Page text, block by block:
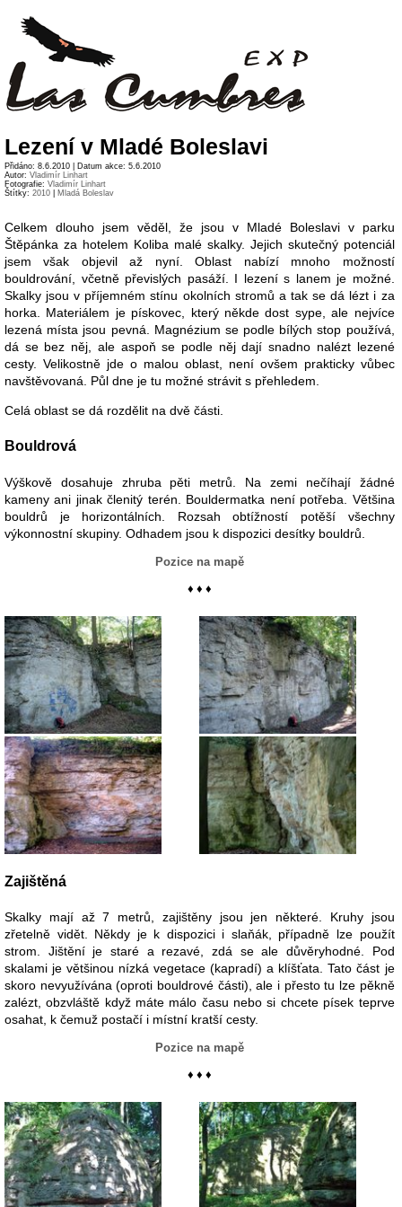
Lezení v Mladé Boleslavi
Přidáno: 8.6.2010 | Datum akce: 5.6.2010
Autor: Vladimír Linhart
Fotografie: Vladimír Linhart
Štítky: 2010 Mladá Boleslav
Celkem dlouho jsem věděl, že jsou v Mladé Boleslavi v parku
Štěpánka za hotelem Koliba malé skalky. Jejich skutečný potenciál
jsem však objevil až nyní. Oblast nabízí mnoho možností
bouldrování, včetně převislých pasáží. I lezení s lanem je možné.
Skalky jsou v příjemném stínu okolních stromů a tak se dá lézt i za
horka. Materiálem je pískovec, který někde dost sype, ale nejvíce
lezená místa jsou pevná. Magnézium se podle bílých stop používá,
dá se bez něj, ale aspoň se podle něj dají snadno nalézt lezené
cesty. Velikostně jde o malou oblast, není ovšem prakticky vůbec
navštěvovaná. Půl dne je tu možné strávit s přehledem.
Celá oblast se dá rozdělit na dvě části.
Bouldrová
Výškově dosahuje zhruba pěti metrů. Na zemi nečíhají žádné
kameny ani jinak členitý terén. Bouldermatka není potřeba. Většina
bouldrů je horizontálních. Rozsah obtížností potěší všechny
výkonnostní skupiny. Odhadem jsou k dispozici desítky bouldrů.
Pozice na mapě
♦ ♦ ♦
Zajištěná
Skalky mají až 7 metrů, zajištěny jsou jen některé. Kruhy jsou
zřetelně vidět. Někdy je k dispozici i slaňák, případně lze použít
strom. Jištění je staré a rezavé, zdá se ale důvěryhodné. Pod
skalami je většinou nízká vegetace (kapradí) a klíšťata. Tato část je
skoro nevyužívána (oproti bouldrové části), ale i přesto tu lze pěkně
zalézt, obzvláště když máte málo času nebo si chcete písek teprve
osahat, k čemuž postačí i místní kratší cesty.
Pozice na mapě
♦ ♦ ♦